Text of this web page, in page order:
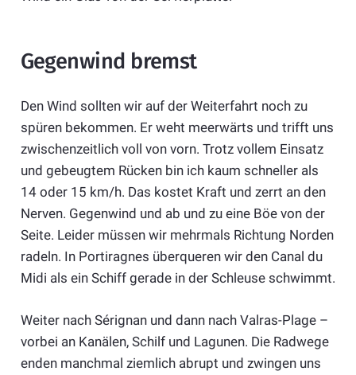
Gegenwind bremst
Den Wind sollten wir auf der Weiterfahrt noch zu
spüren bekommen. Er weht meerwärts und trifft uns
zwischenzeitlich voll von vorn. Trotz vollem Einsatz
und gebeugtem Rücken bin ich kaum schneller als
14 oder 15 km/h. Das kostet Kraft und zerrt an den
Nerven. Gegenwind und ab und zu eine Böe von der
Seite. Leider müssen wir mehrmals Richtung Norden
radeln. In Portiragnes überqueren wir den Canal du
Midi als ein Schiff gerade in der Schleuse schwimmt.
Weiter nach Sérignan und dann nach Valras-Plage –
vorbei an Kanälen, Schilf und Lagunen. Die Radwege
enden manchmal ziemlich abrupt und zwingen uns